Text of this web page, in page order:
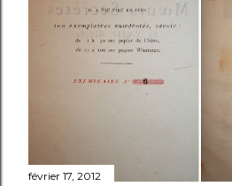
février 17, 2012